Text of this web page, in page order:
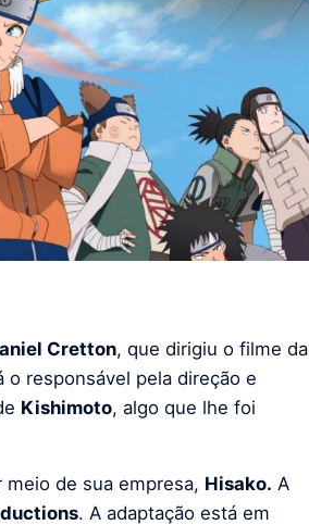
Cretton, que dirigiu o filme da
o responsável pela direção e
Kishimoto, algo que lhe foi
meio de sua empresa, Hisako. A
. A adaptação está em